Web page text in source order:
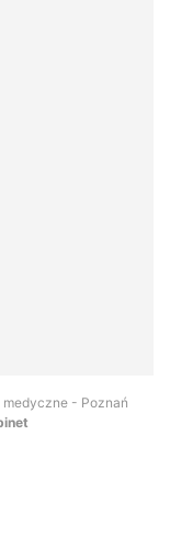
- Poznań